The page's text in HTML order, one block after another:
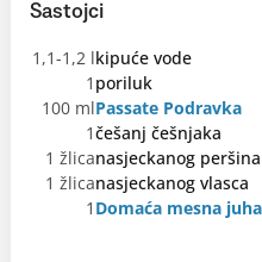
Sastojci
1,1-1,2 lkipuće vode
1 poriluk
100 mlPassate Podravka
1češanj češnjaka
1 žlicanasjeckanog peršina
1 žlicanasjeckanog vlasca
1 Domaća mesna